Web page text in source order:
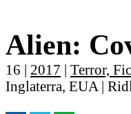
Alien:
16 | 2017 | Terror,
Inglaterra, EUA |